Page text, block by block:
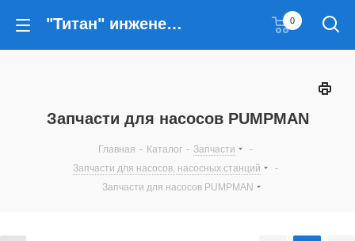
"Титан" инженерные решения 0
Запчасти для насосов PUMPMAN
Главная - Каталог - Запчасти
-
Запчасти для насосов, насосных станций
-
Запчасти для насосов PUMPMAN